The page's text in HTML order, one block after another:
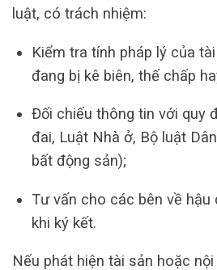
luật, có trách nhiệm:
Kiểm tra tính pháp lý của
đang bị kê biên, thế chấp
Đối chiếu thông tin với quy
đai, Luật Nhà ở, Bộ luật
bất động sản);
Tư vấn cho các bên về hậu
khi ký kết.
Nếu phát hiện tài sản hoặc